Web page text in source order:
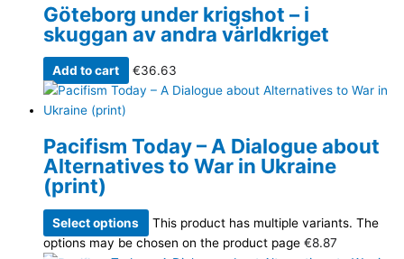
Göteborg under krigshot – i
skuggan av andra världkriget
Add to cart €36.63
Pacifism Today – A Dialogue about
Alternatives to War in Ukraine
(print)
Select options
This product has multiple variants. The
options may be chosen on the product page €8.87